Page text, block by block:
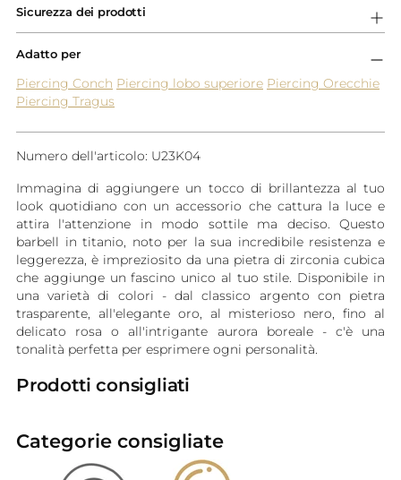
Sicurezza dei prodotti
Adatto per
Piercing Conch Piercing lobo superiore Piercing Orecchie
Piercing Tragus
Numero dell'articolo: U23K04
Immagina di aggiungere un tocco di brillantezza al tuo
look quotidiano con un accessorio che cattura la luce e
attira l'attenzione in modo sottile ma deciso. Questo
barbell in titanio, noto per la sua incredibile resistenza e
leggerezza, è impreziosito da una pietra di zirconia cubica
che aggiunge un fascino unico al tuo stile. Disponibile in
una varietà di colori - dal classico argento con pietra
trasparente, all'elegante oro, al misterioso nero, fino al
delicato rosa o all'intrigante aurora boreale - c'è una
tonalità perfetta per esprimere ogni personalità.
Prodotti consigliati
Categorie consigliate